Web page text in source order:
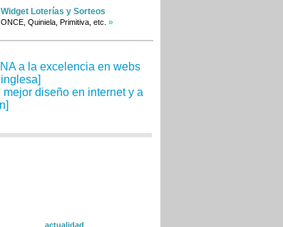
Widget Loterías y Sorteos
ONCE, Quiniela, Primitiva, etc. »
actualidad